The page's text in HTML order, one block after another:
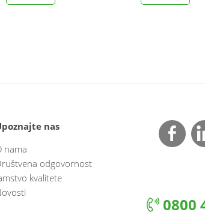
nas
nama
odgovornost
kvalitete
0800